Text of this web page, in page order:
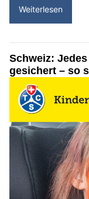
Weiterlesen
Schweiz:
gesichert – so